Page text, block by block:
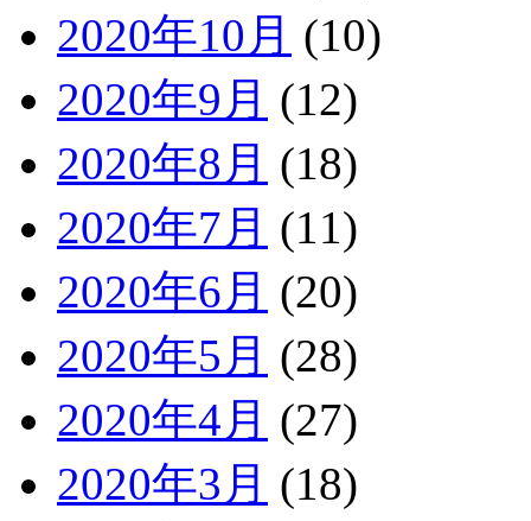
2020年10月 (10)
2020年9月 (12)
2020年8月 (18)
2020年7月 (11)
2020年6月 (20)
2020年5月 (28)
2020年4月 (27)
2020年3月 (18)